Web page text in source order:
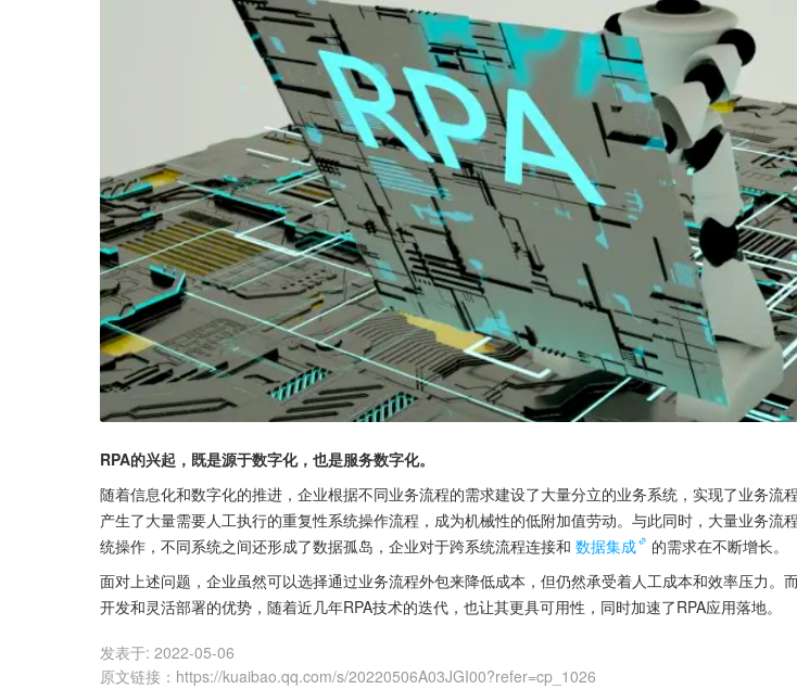
RPA的兴起，既是源于数字化，也是服务数字化。
随着信息化和数字化的推进，企业根据不同业务流程的需求建设了大量分立的业务系统，实现了业务流
产生了大量需要人工执行的重复性系统操作流程，成为机械性的低附加值劳动。与此同时，大量业务流
统操作，不同系统之间还形成了数据孤岛，企业对于跨系统流程连接和 数据集成
的需求在不断增长。
面对上述问题，企业虽然可以选择通过业务流程外包来降低成本，但仍然承受着人工成本和效率压力。
开发和灵活部署的优势，随着近几年RPA技术的迭代，也让其更具可用性，同时加速了RPA应用落地。
发表于: 2022-05-06
原文链接 ： https://kuaibao.qq.com/s/20220506A03JGI00?refer=cp_1026